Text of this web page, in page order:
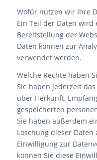
Wofür nutzen wir Ihre
Ein Teil der Daten
Bereitstellung der
Daten können zur
verwendet werden.
Welche Rechte haben
Sie haben jederzeit
über Herkunft,
gespeicherten
Sie haben außerdem
Löschung dieser Daten
Einwilligung zur
können Sie diese